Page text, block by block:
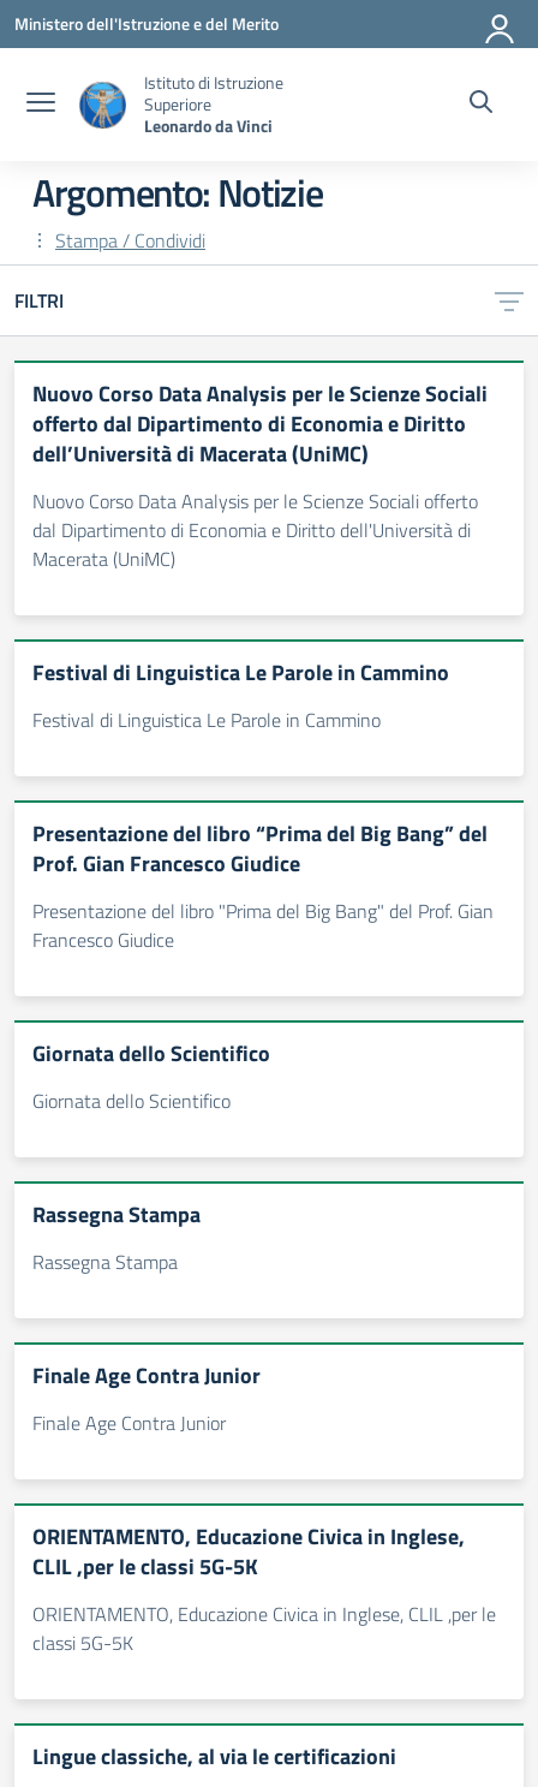
Vai ai contenuti
Vai al menu di navigazione
Vai al footer
Ministero dell'Istruzione e del Merito
Istituto di Istruzione
Superiore
Leonardo da Vinci
Argomento: Notizie
Stampa / Condividi
FILTRI
Nuovo Corso Data Analysis per le Scienze Sociali
offerto dal Dipartimento di Economia e Diritto
dell’Università di Macerata (UniMC)
Nuovo Corso Data Analysis per le Scienze Sociali offerto
dal Dipartimento di Economia e Diritto dell'Università di
Macerata (UniMC)
Festival di Linguistica Le Parole in Cammino
Festival di Linguistica Le Parole in Cammino
Presentazione del libro “Prima del Big Bang” del
Prof. Gian Francesco Giudice
Presentazione del libro "Prima del Big Bang" del Prof. Gian
Francesco Giudice
Giornata dello Scientifico
Giornata dello Scientifico
Rassegna Stampa
Rassegna Stampa
Finale Age Contra Junior
Finale Age Contra Junior
ORIENTAMENTO, Educazione Civica in Inglese,
CLIL ,per le classi 5G-5K
ORIENTAMENTO, Educazione Civica in Inglese, CLIL ,per le
classi 5G-5K
Lingue classiche, al via le certificazioni